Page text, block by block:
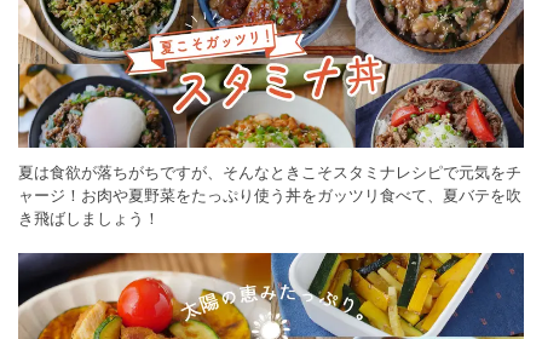
夏は食欲が落ちがちですが、そんなときこそスタミナレシピで元気をチ
ャージ！お肉や夏野菜をたっぷり使う丼をガッツリ食べて、夏バテを吹
き飛ばしましょう！